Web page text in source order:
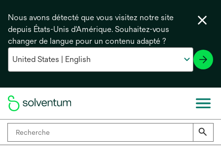
Nous avons détecté que vous visitez notre site
depuis États-Unis d'Amérique. Souhaitez-vous
changer de langue pour un contenu adapté ?